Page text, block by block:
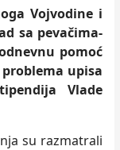
Vojvodine i
sa pevačima-
pomoć
upisa
Vlade
su razmatrali